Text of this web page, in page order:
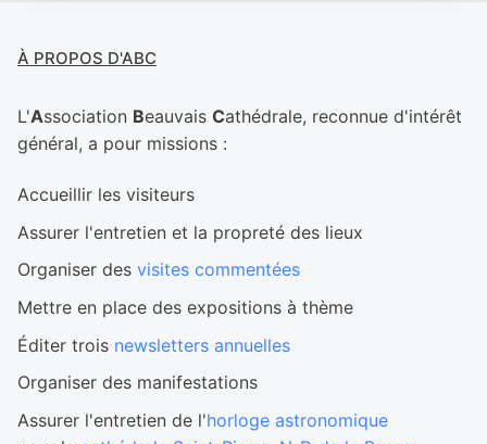
À PROPOS D'ABC
L'Association Beauvais Cathédrale, reconnue d'intérêt
général, a pour missions :
Accueillir les visiteurs
Assurer l'entretien et la propreté des lieux
Organiser des visites commentées
Mettre en place des expositions à thème
Éditer trois newsletters annuelles
Organiser des manifestations
Assurer l'entretien de l'horloge astronomique